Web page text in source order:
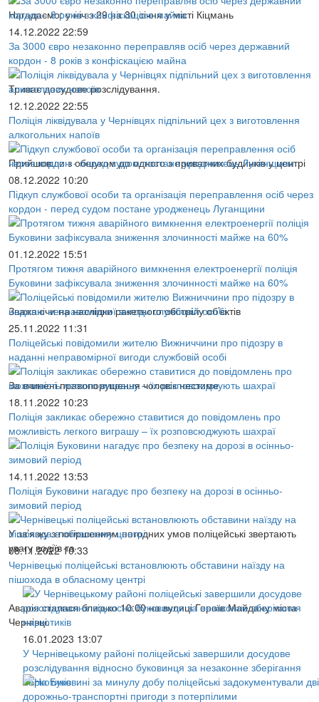
Нагадаємо: у ніч з 29 на 30 січня у місті Кіцмань
14.12.2022 22:59
За 3000 євро незаконно переправляв осіб через державний
кордон - 8 років з конфіскацією майна
Триває досудове розслідування.
12.12.2022 22:55
Поліція ліквідувала у Чернівцях підпільний цех з виготовлення
алкогольних напоїв
Прийшовши з обшуком до одного з приватних будинків у центрі
08.12.2022 10:20
Підкуп службової особи та організація переправлення осіб через
кордон - перед судом постане уродженець Луганщини
01.12.2022 15:51
Протягом тижня аварійного вимкнення електроенергії поліція
Буковини зафіксувала зниження злочинності майже на 60%
Зважаючи на наслідки ракетного обстрілу об’єктів
25.11.2022 11:31
Поліцейські повідомили жителю Вижниччини про підозру в
наданні неправомірної вигоди службовій особі
За вчинені правопорушення чоловік нестиме
18.11.2022 10:23
Поліція закликає обережно ставитися до повідомлень про
можливість легкого виграшу – їх розповсюджують шахраї
14.11.2022 13:53
Поліція Буковини нагадує про безпеку на дорозі в осінньо-
зимовий період
У зв’язку з погіршенням погодних умов поліцейські звертають
увагу водіїв та
08.11.2022 10:33
Чернівецькі поліцейські встановлюють обставини наїзду на
пішохода в обласному центрі
Аварія сталася близько 10:00 на вулиці Героїв Майдану міста
Чернівці.
16.01.2023 13:07
У Чернівецькому районі поліцейські завершили досудове
розслідування відносно буковинця за незаконне зберігання
наркотиків